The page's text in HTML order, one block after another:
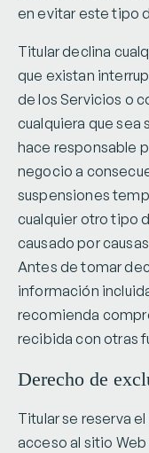
en evitar este tipo
Titular declina
que existan
de los Servicios o
cualquiera que sea
hace responsable
negocio a
suspensiones
cualquier otro tipo
causado por
Antes de tomar
información
recomienda
recibida con otras
Derecho de
Titular se reserva
acceso al sitio